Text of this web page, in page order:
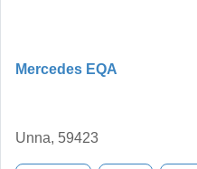
Mercedes EQA
Unna, 59423